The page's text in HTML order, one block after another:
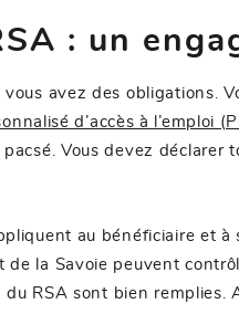
: un
avez des obligations.
d’accès à l’emploi
Vous devez déclarer
au bénéficiaire et
de la Savoie peuvent
RSA sont bien